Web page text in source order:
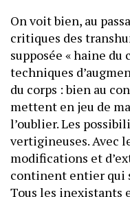
On voit bien, au
critiques des
supposée « haine du
techniques
du corps : bien au
mettent en jeu de
l’oublier. Les
vertigineuses. Avec
modifications et
continent entier qui
Tous les inexistants